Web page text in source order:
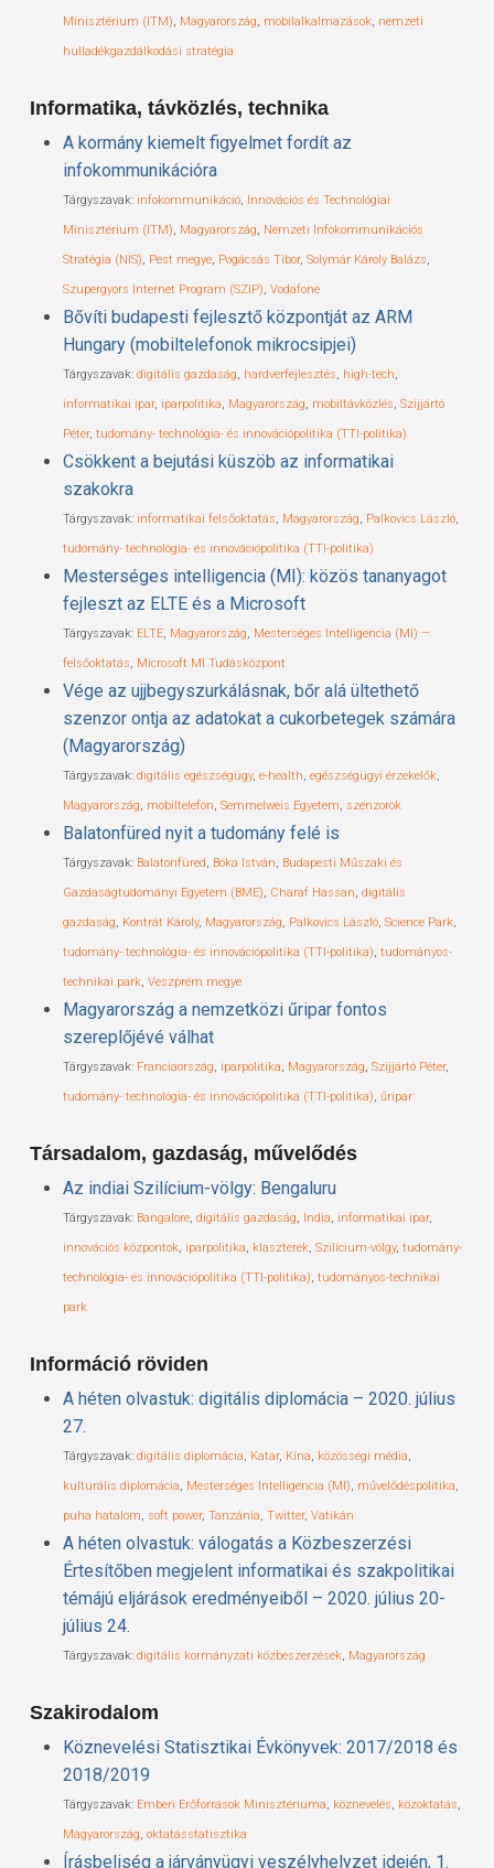
Minisztérium (ITM), Magyarország, mobilalkalmazások, nemzeti
hulladékgazdálkodási stratégia
Informatika, távközlés, technika
A kormány kiemelt figyelmet fordít az
infokommunikációra
Tárgyszavak: infokommunikáció, Innovációs és Technológiai
Minisztérium (ITM), Magyarország, Nemzeti Infokommunikációs
Stratégia (NIS), Pest megye, Pogácsás Tibor, Solymár Károly Balázs,
Szupergyors Internet Program (SZIP), Vodafone
Bővíti budapesti fejlesztő központját az ARM
Hungary (mobiltelefonok mikrocsipjei)
Tárgyszavak: digitális gazdaság, hardverfejlesztés, high-tech,
informatikai ipar, iparpolitika, Magyarország, mobiltávközlés, Szijjártó
Péter, tudomány- technológia- és innovációpolitika (TTI-politika)
Csökkent a bejutási küszöb az informatikai
szakokra
Tárgyszavak: informatikai felsőoktatás, Magyarország, Palkovics László,
tudomány- technológia- és innovációpolitika (TTI-politika)
Mesterséges intelligencia (MI): közös tananyagot
fejleszt az ELTE és a Microsoft
Tárgyszavak: ELTE, Magyarország, Mesterséges Intelligencia (MI) —
felsőoktatás, Microsoft MI Tudásközpont
Vége az ujjbegyszurkálásnak, bőr alá ültethető
szenzor ontja az adatokat a cukorbetegek számára
(Magyarország)
Tárgyszavak: digitális egészségügy, e-health, egészségügyi érzekelők,
Magyarország, mobiltelefon, Semmelweis Egyetem, szenzorok
Balatonfüred nyit a tudomány felé is
Tárgyszavak: Balatonfüred, Bóka István, Budapesti Műszaki és
Gazdaságtudományi Egyetem (BME), Charaf Hassan, digitális
gazdaság, Kontrát Károly, Magyarország, Palkovics László, Science Park,
tudomány- technológia- és innovációpolitika (TTI-politika), tudományos-
technikai park, Veszprém megye
Magyarország a nemzetközi űripar fontos
szereplőjévé válhat
Tárgyszavak: Franciaország, iparpolitika, Magyarország, Szijjártó Péter,
tudomány- technológia- és innovációpolitika (TTI-politika), űripar
Társadalom, gazdaság, művelődés
Az indiai Szilícium-völgy: Bengaluru
Tárgyszavak: Bangalore, digitális gazdaság, India, informatikai ipar,
innovációs központok, iparpolitika, klaszterek, Szilícium-völgy, tudomány-
technológia- és innovációpolitika (TTI-politika), tudományos-technikai
park
Információ röviden
A héten olvastuk: digitális diplomácia – 2020. július
27.
Tárgyszavak: digitális diplomácia, Katar, Kína, közösségi média,
kulturális diplomácia, Mesterséges Intelligencia (MI), művelődéspolitika,
puha hatalom, soft power, Tanzánia, Twitter, Vatikán
A héten olvastuk: válogatás a Közbeszerzési
Értesítőben megjelent informatikai és szakpolitikai
témájú eljárások eredményeiből – 2020. július 20-
július 24.
Tárgyszavak: digitális kormányzati közbeszerzések, Magyarország
Szakirodalom
Köznevelési Statisztikai Évkönyvek: 2017/2018 és
2018/2019
Tárgyszavak: Emberi Erőforrások Minisztériuma, köznevelés, közoktatás,
Magyarország, oktatásstatisztika
Írásbeliség a járványügyi veszélyhelyzet idején, 1.